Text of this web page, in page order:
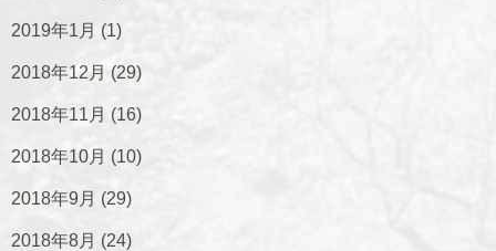
2019年1月 (1)
2018年12月 (29)
2018年11月 (16)
2018年10月 (10)
2018年9月 (29)
2018年8月 (24)